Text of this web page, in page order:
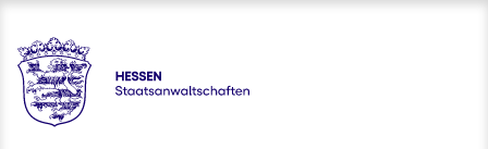
Hessen - Staatsanwaltschaften Hessen